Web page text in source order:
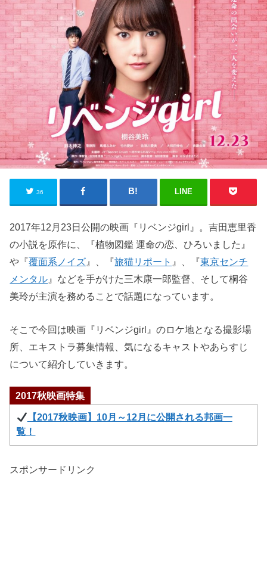
36 LINE
2017年12月23日公開の映画『リベンジgirl』。吉田恵里香
の小説を原作に、『植物図鑑 運命の恋、ひろいました』
や『覆面系ノイズ 』、『旅猫リポート 』、『東京センチ
メンタル 』などを手がけた三木康一郎監督、そして桐谷
美玲が主演を務めることで話題になっています。
そこで今回は映画『リベンジgirl』のロケ地となる撮影場
所、エキストラ募集情報、気になるキャストやあらすじ
について紹介していきます。
2017秋映画特集
【2017秋映画】10月～12月に公開される邦画一
覧！
スポンサードリンク